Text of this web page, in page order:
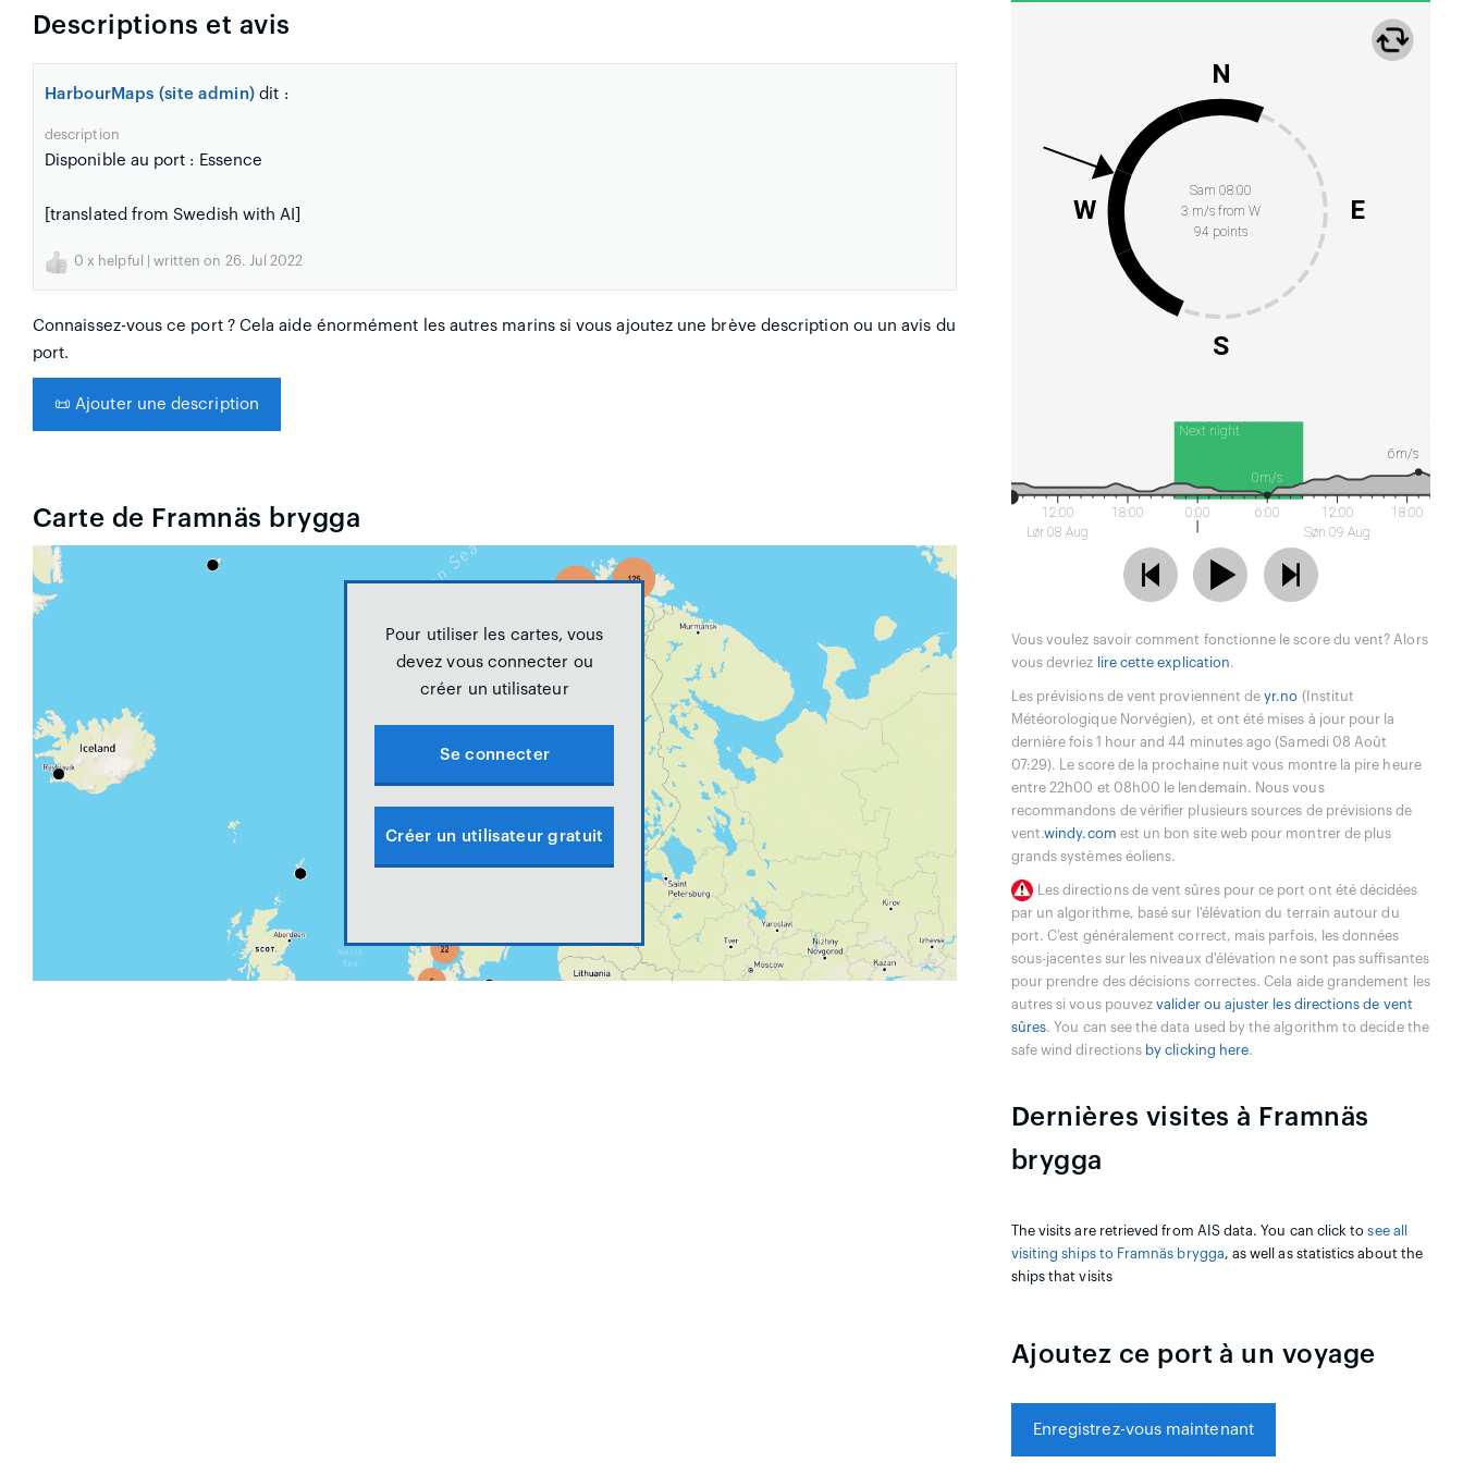
Descriptions et avis
HarbourMaps (site admin) dit :
description
Disponible au port : Essence
[translated from Swedish with AI]
0 x helpful | written on 26. Jul 2022
Connaissez-vous ce port ? Cela aide énormément les autres marins si vous ajoutez une brève description ou un avis du
port.
📜 Ajouter une description
Carte de Framnäs brygga
Pour utiliser les cartes, vous
devez vous connecter ou
créer un utilisateur
Se connecter
Créer un utilisateur gratuit
Sam 08:00
3 m/s from W
94 points
N
E
S
W
Next night
12:00
Lør 08 Aug
18:00 0:00 6:00
12:00
Søn 09 Aug
18:00
6m/s
0m/s
Vous voulez savoir comment fonctionne le score du vent? Alors
vous devriez
lire cette explication.
Les prévisions de vent proviennent deyr.no (Institut
Météorologique Norvégien), et ont été mises à jour pour la
dernière fois 1 hour and 44 minutes ago (Samedi 08 Août
07:29). Le score de la prochaine nuit vous montre la pire heure
entre 22h00 et 08h00 le lendemain. Nous vous
recommandons de vérifier plusieurs sources de prévisions de
vent.windy.com est un bon site web pour montrer de plus
grands systèmes éoliens.
Les directions de vent sûres pour ce port ont été décidées
par un algorithme, basé sur l'élévation du terrain autour du
port. C'est généralement correct, mais parfois, les données
sous-jacentes sur les niveaux d'élévation ne sont pas suffisantes
pour prendre des décisions correctes. Cela aide grandement les
autres si vous pouvezvalider ou ajuster les directions de vent
sûres. You can see the data used by the algorithm to decide the
safe wind directions by clicking here.
Dernières visites à Framnäs
brygga
The visits are retrieved from AIS data. You can click tosee all
visiting ships to Framnäs brygga, as well as statistics about the
ships that visits
Ajoutez ce port à un voyage
Enregistrez-vous maintenant